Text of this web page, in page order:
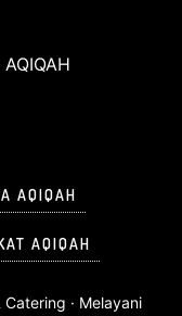
AQIQAH
AQIQAH
Catering · Melayani